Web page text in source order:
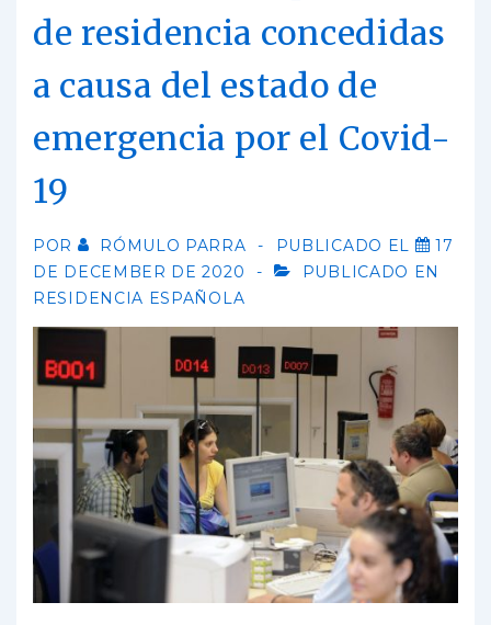
de residencia concedidas
a causa del estado de
emergencia por el Covid-
19
POR RÓMULO PARRA PUBLICADO EL
17
DE DECEMBER DE 2020
PUBLICADO EN
RESIDENCIA ESPAÑOLA